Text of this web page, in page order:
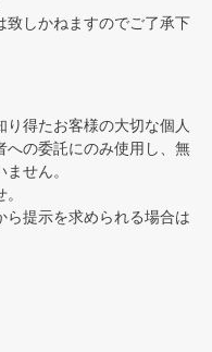
致しかねますのでご了承下
得たお客様の大切な個人
への委託にのみ使用し、無
せん。
ら提示を求められる場合は